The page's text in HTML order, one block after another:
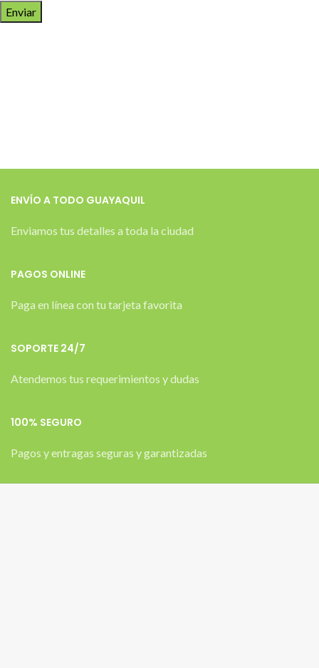
ENVÍO A TODO GUAYAQUIL
Enviamos tus detalles a toda la ciudad
PAGOS ONLINE
Paga en línea con tu tarjeta favorita
SOPORTE 24/7
Atendemos tus requerimientos y dudas
100% SEGURO
Pagos y entragas seguras y garantizadas